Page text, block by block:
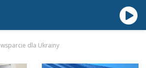
wsparcie dla Ukrainy